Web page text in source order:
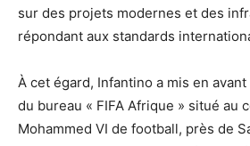
sur des projets modernes et des
répondant aux standards
À cet égard, Infantino a mis en
du bureau « FIFA Afrique » situé au
Mohammed VI de football, près de